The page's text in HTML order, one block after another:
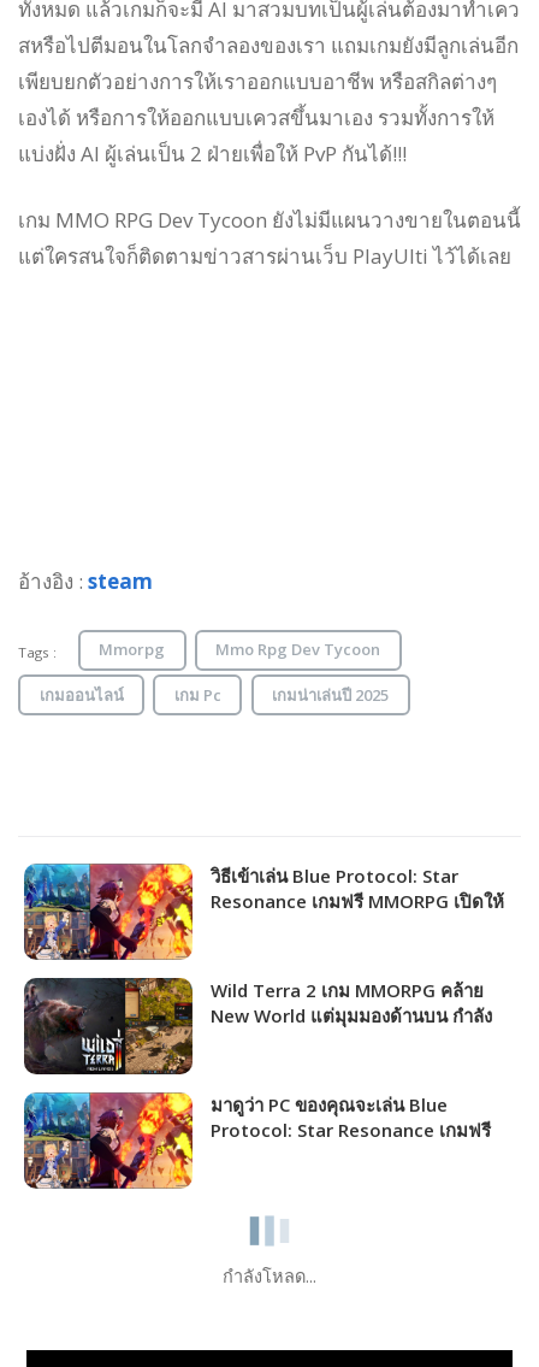
ทั้งหมด แล้วเกมก็จะมี AI มาสวมบทเป็นผู้เล่นต้องมาทำเคว
สหรือไปตีมอนในโลกจำลองของเรา แถมเกมยังมีลูกเล่นอีก
เพียบยกตัวอย่างการให้เราออกแบบอาชีพ หรือสกิลต่างๆ
เองได้ หรือการให้ออกแบบเควสขึ้นมาเอง รวมทั้งการให้
แบ่งฝั่ง AI ผู้เล่นเป็น 2 ฝ่ายเพื่อให้ PvP กันได้!!!
เกม MMO RPG Dev Tycoon ยังไม่มีแผนวางขายในตอนนี้
แต่ใครสนใจก็ติดตามข่าวสารผ่านเว็บ PlayUlti ไว้ได้เลย
อ้างอิง : steam
Tags : Mmorpg Mmo Rpg Dev Tycoon
เกมออนไลน์ เกม Pc เกมน่าเล่นปี 2025
วิธีเข้าเล่น Blue Protocol: Star
Resonance เกมฟรี MMORPG เปิดให้
Wild Terra 2 เกม MMORPG คล้าย
New World แต่มุมมองด้านบน กำลัง
มาดูว่า PC ของคุณจะเล่น Blue
Protocol: Star Resonance เกมฟรี
กำลังโหลด...